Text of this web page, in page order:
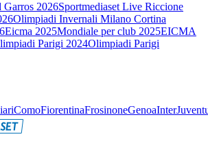
Garros 2026Sportmediaset Live Riccione
Olimpiadi Invernali Milano Cortina
Eicma 2025Mondiale per club 2025EICMA
Parigi 2024Olimpiadi Parigi
ComoFiorentinaFrosinoneGenoaInter